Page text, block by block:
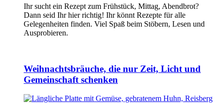
Ihr sucht ein Rezept zum Frühstück, Mittag, Abendbrot?
Dann seid Ihr hier richtig! Ihr könnt Rezepte für alle
Gelegenheiten finden. Viel Spaß beim Stöbern, Lesen und
Ausprobieren.
Weihnachtsbräuche, die nur Zeit, Licht und
Gemeinschaft schenken